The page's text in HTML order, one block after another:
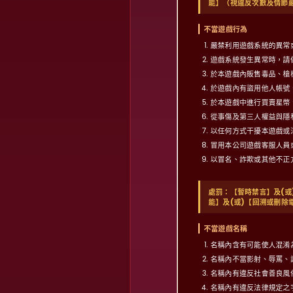
能】（視違反次數及情節
不當遊戲行為
嚴禁利用遊戲系統的異
遊戲系統發生異常時，
於本遊戲內販售毒品、
於遊戲內有盜用他人帳號
於本遊戲中進行買賣星幣
從事傷及第三人權益與隱
以任何方式干擾本遊戲或
冒用本公司遊戲客服人員
以冒名、詐欺或其他不正
處罰：【暫時禁言】及(
能】及(或)【回溯或刪除
不當遊戲名稱
名稱內含有可能使人混
名稱內不當影射、辱罵、
名稱內有違反社會善良風
名稱內有違反法律規定之